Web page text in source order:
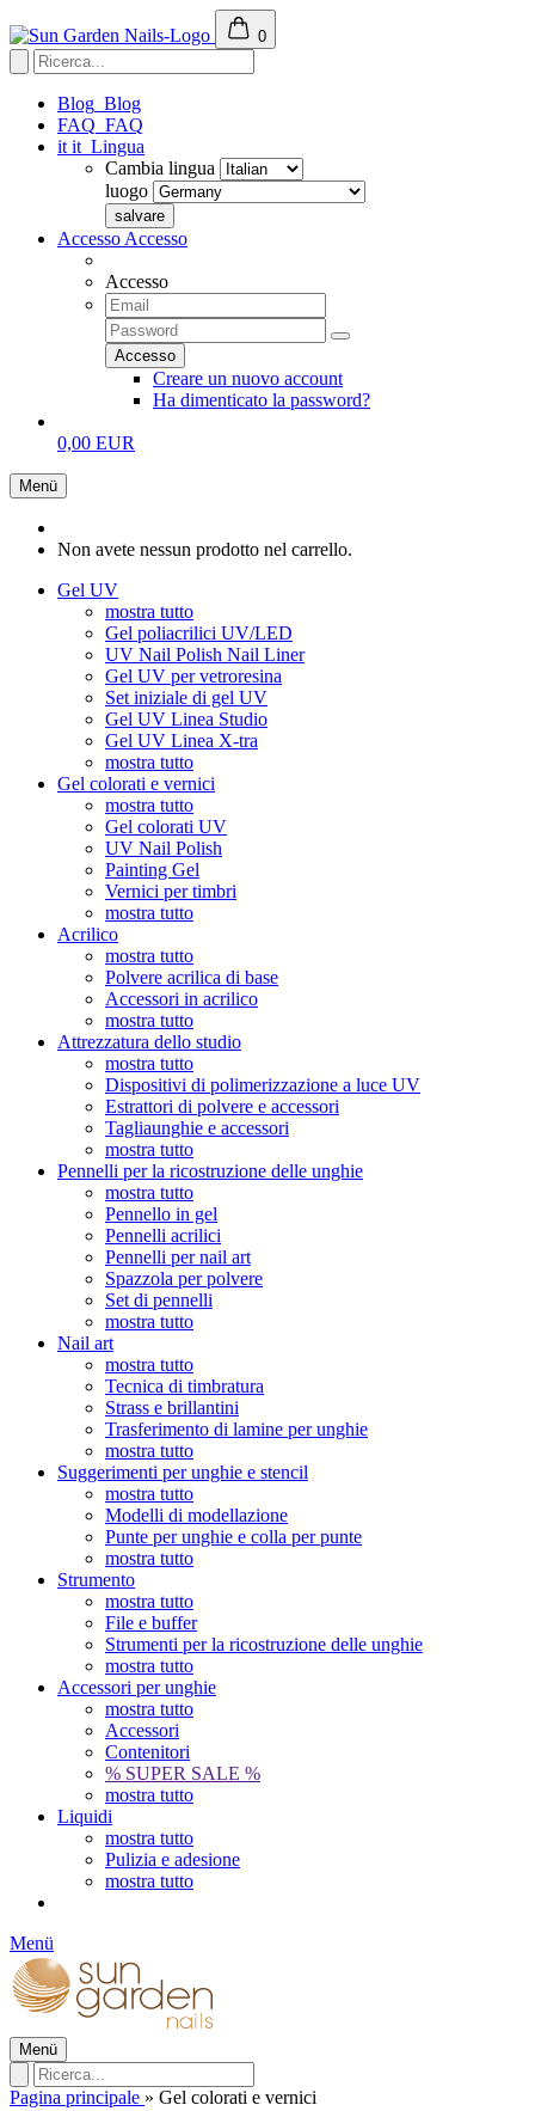
0
Blog Blog
FAQ FAQ
it it Lingua
Cambia lingua
luogo
Accesso Accesso
Accesso
Creare un nuovo account
Ha dimenticato la password?
0,00 EUR
Menü
Non avete nessun prodotto nel carrello.
Gel UV
mostra tutto
Gel poliacrilici UV/LED
UV Nail Polish Nail Liner
Gel UV per vetroresina
Set iniziale di gel UV
Gel UV Linea Studio
Gel UV Linea X-tra
mostra tutto
Gel colorati e vernici
mostra tutto
Gel colorati UV
UV Nail Polish
Painting Gel
Vernici per timbri
mostra tutto
Acrilico
mostra tutto
Polvere acrilica di base
Accessori in acrilico
mostra tutto
Attrezzatura dello studio
mostra tutto
Dispositivi di polimerizzazione a luce UV
Estrattori di polvere e accessori
Tagliaunghie e accessori
mostra tutto
Pennelli per la ricostruzione delle unghie
mostra tutto
Pennello in gel
Pennelli acrilici
Pennelli per nail art
Spazzola per polvere
Set di pennelli
mostra tutto
Nail art
mostra tutto
Tecnica di timbratura
Strass e brillantini
Trasferimento di lamine per unghie
mostra tutto
Suggerimenti per unghie e stencil
mostra tutto
Modelli di modellazione
Punte per unghie e colla per punte
mostra tutto
Strumento
mostra tutto
File e buffer
Strumenti per la ricostruzione delle unghie
mostra tutto
Accessori per unghie
mostra tutto
Accessori
Contenitori
% SUPER SALE %
mostra tutto
Liquidi
mostra tutto
Pulizia e adesione
mostra tutto
Menü
Menü
Pagina principale » Gel colorati e vernici